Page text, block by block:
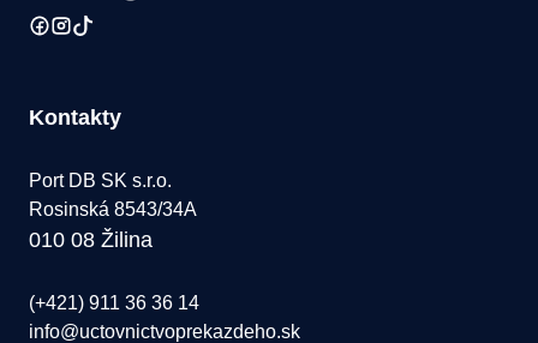
Kontakty
Port DB SK s.r.o.
Rosinská 8543/34A
010 08 Žilina
(+421) 911 36 36 14
info@uctovnictvoprekazdeho.sk